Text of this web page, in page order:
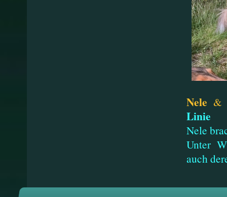
Nele
Linie
Nele
Unter
auch